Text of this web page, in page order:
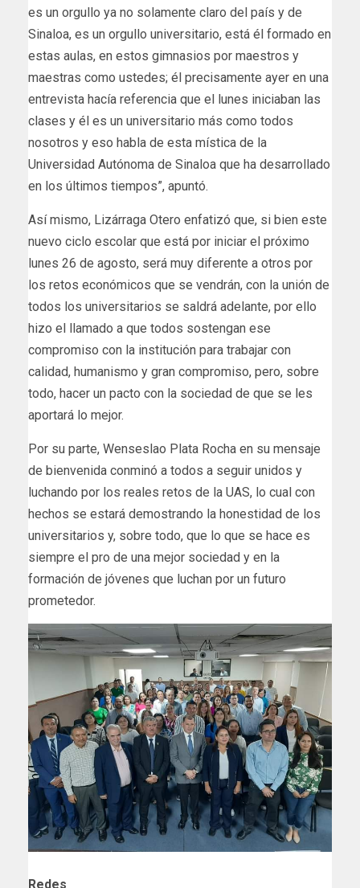
es un orgullo ya no solamente claro del país y de
Sinaloa, es un orgullo universitario, está él formado en
estas aulas, en estos gimnasios por maestros y
maestras como ustedes; él precisamente ayer en una
entrevista hacía referencia que el lunes iniciaban las
clases y él es un universitario más como todos
nosotros y eso habla de esta mística de la
Universidad Autónoma de Sinaloa que ha desarrollado
en los últimos tiempos”, apuntó.
Así mismo, Lizárraga Otero enfatizó que, si bien este
nuevo ciclo escolar que está por iniciar el próximo
lunes 26 de agosto, será muy diferente a otros por
los retos económicos que se vendrán, con la unión de
todos los universitarios se saldrá adelante, por ello
hizo el llamado a que todos sostengan ese
compromiso con la institución para trabajar con
calidad, humanismo y gran compromiso, pero, sobre
todo, hacer un pacto con la sociedad de que se les
aportará lo mejor.
Por su parte, Wenseslao Plata Rocha en su mensaje
de bienvenida conminó a todos a seguir unidos y
luchando por los reales retos de la UAS, lo cual con
hechos se estará demostrando la honestidad de los
universitarios y, sobre todo, que lo que se hace es
siempre el pro de una mejor sociedad y en la
formación de jóvenes que luchan por un futuro
prometedor.
Redes